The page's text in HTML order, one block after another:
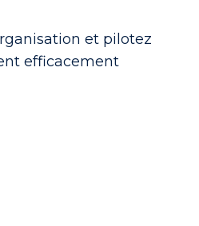
et pilotez
efficacement